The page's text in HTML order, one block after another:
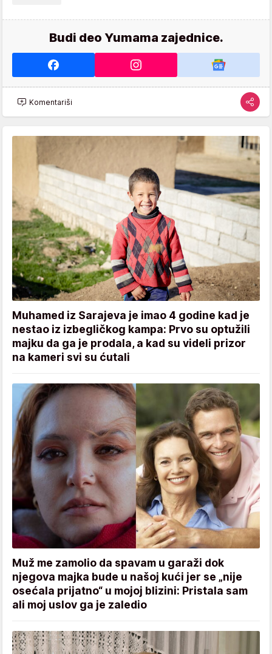
Budi deo Yumama zajednice.
Komentariši
Muhamed iz Sarajeva je imao 4 godine kad je
nestao iz izbegličkog kampa: Prvo su optužili
majku da ga je prodala, a kad su videli prizor
na kameri svi su ćutali
Muž me zamolio da spavam u garaži dok
njegova majka bude u našoj kući jer se „nije
osećala prijatno“ u mojoj blizini: Pristala sam
ali moj uslov ga je zaledio